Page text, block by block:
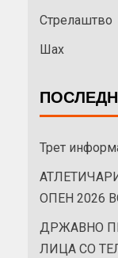
Стрелаштво
Шах
Трет
ОПЕН 2026
ДРЖАВНО
ЛИЦА СО